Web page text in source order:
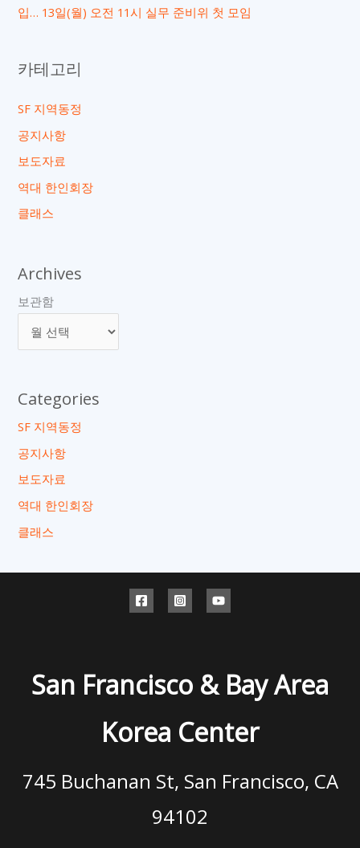
입… 13일(월) 오전 11시 실무 준비위 첫 모임
카테고리
SF 지역동정
공지사항
보도자료
역대 한인회장
클래스
Archives
보관함
Categories
SF 지역동정
공지사항
보도자료
역대 한인회장
클래스
San Francisco & Bay Area
Korea Center
745 Buchanan St, San Francisco, CA
94102